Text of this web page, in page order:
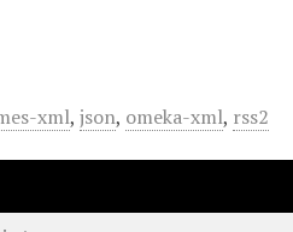
xml,json, omeka-xml, rss2